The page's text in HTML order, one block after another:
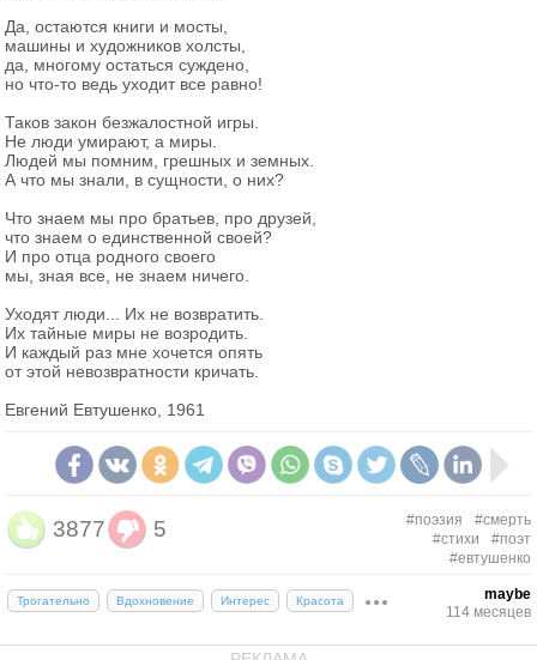
Да, остаются книги и мосты,
машины и художников холсты,
да, многому остаться суждено,
но что-то ведь уходит все равно!
Таков закон безжалостной игры.
Не люди умирают, а миры.
Людей мы помним, грешных и земных.
А что мы знали, в сущности, о них?
Что знаем мы про братьев, про друзей,
что знаем о единственной своей?
И про отца родного своего
мы, зная все, не знаем ничего.
Уходят люди... Их не возвратить.
Их тайные миры не возродить.
И каждый раз мне хочется опять
от этой невозвратности кричать.
Евгений Евтушенко, 1961
3877 5 #поэзия
#смерть
#стихи
#поэт
#евтушенко
Трогательно Вдохновение Интерес Красота
maybe
114 месяцев